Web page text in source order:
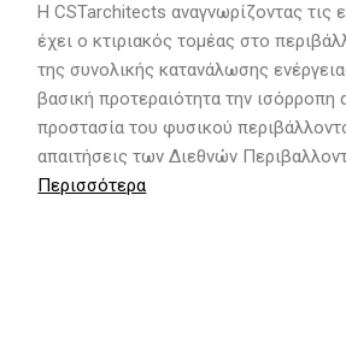
Η CSTarchitects αναγνωρίζοντας τις
έχει ο κτιριακός τομέας στο
της συνολικής κατανάλωσης
βασική προτεραιότητα την ισόρροπη
προστασία του φυσικού
απαιτήσεις των Διεθνών
Περισσότερα